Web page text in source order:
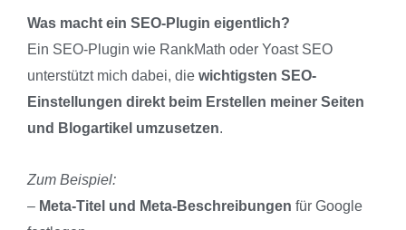
Was macht ein SEO-Plugin eigentlich?
Ein SEO-Plugin wie RankMath oder Yoast SEO
unterstützt mich dabei, die wichtigsten SEO-
Einstellungen direkt beim Erstellen meiner Seiten
und Blogartikel umzusetzen.
Zum Beispiel:
– Meta-Titel und Meta-Beschreibungen für Google